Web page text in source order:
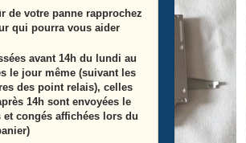
de votre panne rapprochez
qui pourra vous aider
avant 14h du lundi au
le jour même (suivant les
des point relais), celles
14h sont envoyées le
congés affichées lors du